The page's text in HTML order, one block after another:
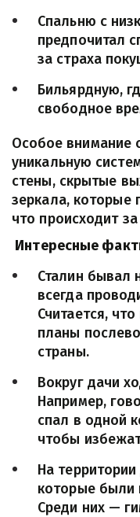
Спальню с
предпочитал
за страха
Бильярдную,
свободное
Особое внимание
уникальную
стены, скрытые
зеркала, которые
что происходит
Интересные
Сталин бывал
всегда
Считается,
планы
страны.
Вокруг дачи
Например,
спал в одной
чтобы
На
которые были
Среди них —